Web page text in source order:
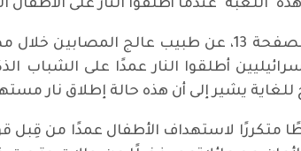
"اللعبة" عندما أطلقوا النار على
وتأكيدا لهذه الحقيقة يقتبس التقرير في الصفحة
أطلقوا النار عمدًا على الشباب
يشير إلى أن هذه حالة إطلاق نار
متكررًا لاستهداف الأطفال عمدًا من